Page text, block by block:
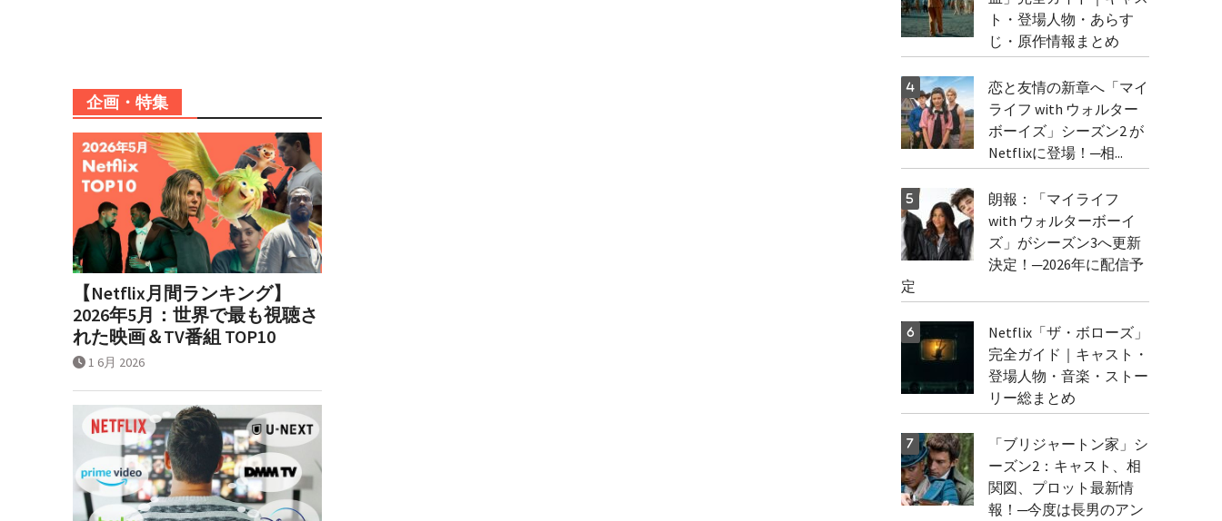
ト・登場人物・あらす
じ・原作情報まとめ
恋と友情の新章へ「マイ
ライフ with ウォルター
ボーイズ」シーズン2 が
Netflixに登場！─相...
朗報：「マイライフ
with ウォルターボーイ
ズ」がシーズン3へ更新
決定！─2026年に配信予
定
Netflix「ザ・ボローズ」
完全ガイド｜キャスト・
登場人物・音楽・ストー
リー総まとめ
「ブリジャートン家」シ
ーズン2：キャスト、相
関図、プロット最新情
報！─今度は長男のアン
企画・特集
【Netflix月間ランキング】
2026年5月：世界で最も視聴さ
れた映画＆TV番組 TOP10
1 6月 2026